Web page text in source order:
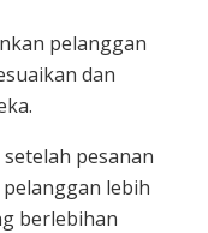
pelanggan
dan
pesanan
lebih
berlebihan